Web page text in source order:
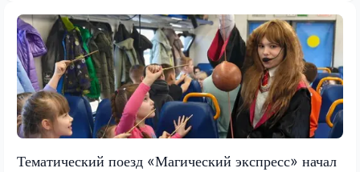
Тематический поезд «Магический экспресс» начал